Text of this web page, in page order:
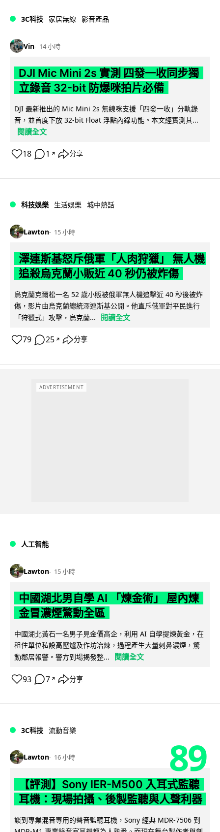
3C科技 家居無線 影音產品
Vin 14 小時
DJI Mic Mini 2s 實測 四發一收同步獨
立錄音 32-bit 防爆咪拍片必備
DJI 最新推出的 Mic Mini 2s 無線咪支援「四發一收」分軌錄
音，並首度下放 32-bit Float 浮點內錄功能。本文經實測其...
閱讀全文
18 1 ↗ 分享
科技娛樂 生活娛樂 城中熱話
Lawton 15 小時
澤連斯基怒斥俄軍「人肉狩獵」 無人機
追殺烏克蘭小販近 40 秒仍被炸傷
烏克蘭克爾松一名 52 歲小販被俄軍無人機追擊近 40 秒後被炸
傷，影片由烏克蘭總統澤連斯基公開。他直斥俄軍對平民進行
「狩獵式」攻擊，烏克蘭...
閱讀全文
79 25 ↗ 分享
ADVERTISEMENT
人工智能
Lawton 15 小時
中國湖北男自學 AI 「煉金術」 屋內煉
金冒濃煙驚動全區
中國湖北黃石一名男子見金價高企，利用 AI 自學提煉黃金，在
租住單位私設高壓爐及作坊冶煉，過程產生大量刺鼻濃煙，驚
動鄰居報警。警方到場揭發整...
閱讀全文
93 7 ↗ 分享
3C科技 流動音樂
Lawton 16 小時 89
【評測】Sony IER-M500 入耳式監聽
耳機：現場拍攝、後製監聽與人聲利器
談到專業混音專用的聲音監聽耳機，Sony 經典 MDR-7506 到